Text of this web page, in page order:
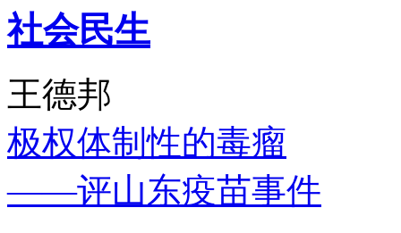
社会民生
王德邦
极权体制性的毒瘤
——评山东疫苗事件